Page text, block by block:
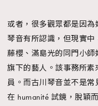
或者，很多觀眾都是因為
琴音有所認識，但現實
藤櫻、滿島光的同門小師
旗下的藝人。該事務所
員。而古川琴音並不是
在 humanité 試鏡，脫穎